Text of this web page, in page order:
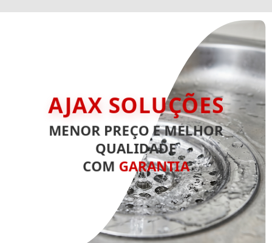
AJAX SOLUÇÕES
MENOR PREÇO E MELHOR
QUALIDADE
COM GARANTIA